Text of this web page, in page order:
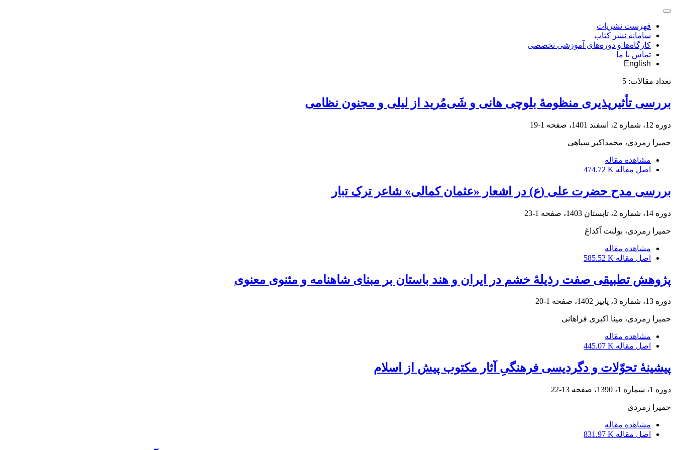
فهرست نشریات
سامانه نشر کتاب
کارگاه‌ها و دوره‌های آموزشی تخصصی
تماس با ما
English
تعداد مقالات: 5
بررسی تأثیرپذیری منظومۀ بلوچی هانی و شَی‌مُرید از لیلی و مجنون نظامی
دوره 12، شماره 2، اسفند 1401، صفحه 1-19
حمیرا زمردی، محمداکبر سپاهی
مشاهده مقاله
اصل مقاله 474.72 K
بررسی مدح حضرت علی (ع) در اشعار «عثمان کمالی» شاعر ترک تبار
دوره 14، شماره 2، تابستان 1403، صفحه 1-23
حمیرا زمردی، بولنت آکداغ
مشاهده مقاله
اصل مقاله 585.52 K
پژوهش تطبیقی صفت رذیلۀ خشم در ایران و هند باستان بر مبنای شاهنامه و مثنوی معنوی
دوره 13، شماره 3، پاییز 1402، صفحه 1-20
حمیرا زمردی، مینا اکبرى فراهانی
مشاهده مقاله
اصل مقاله 445.07 K
پیشینۀ تحوّلات و دگردیسی فرهنگیِ آثار مکتوب پیش از اسلام
دوره 1، شماره 1، 1390، صفحه 13-22
حمیرا زمردی
مشاهده مقاله
اصل مقاله 831.97 K